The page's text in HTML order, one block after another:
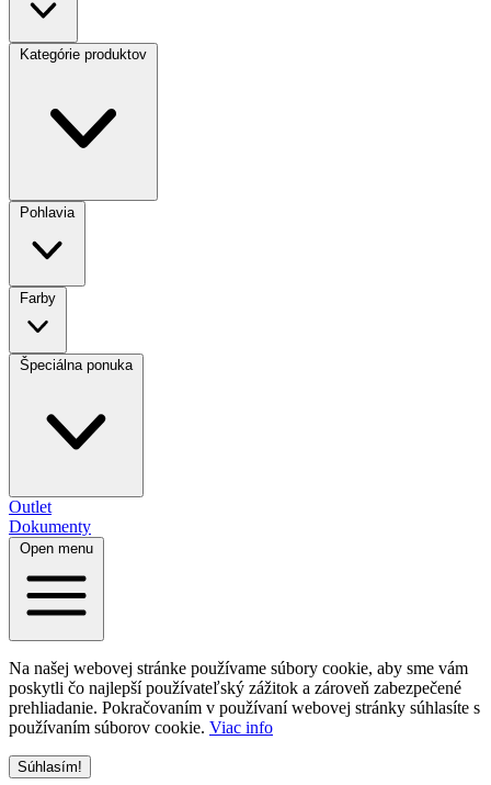
Kategórie produktov
Pohlavia
Farby
Špeciálna ponuka
Outlet
Dokumenty
Open menu
Na našej webovej stránke používame súbory cookie, aby sme vám
poskytli čo najlepší používateľský zážitok a zároveň zabezpečené
prehliadanie. Pokračovaním v používaní webovej stránky súhlasíte s
používaním súborov cookie. Viac info
Súhlasím!